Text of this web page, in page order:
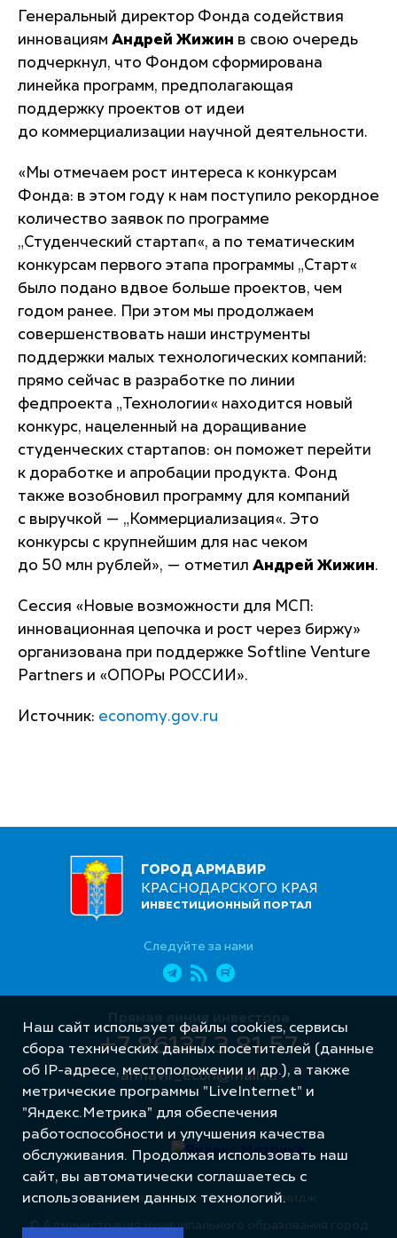
Генеральный директор Фонда содействия
инновациям Андрей Жижин в свою очередь
подчеркнул, что Фондом сформирована
линейка программ, предполагающая
поддержку проектов от идеи
до коммерциализации научной деятельности.
«Мы отмечаем рост интереса к конкурсам
Фонда: в этом году к нам поступило рекордное
количество заявок по программе
„Студенческий стартап«, а по тематическим
конкурсам первого этапа программы „Старт«
было подано вдвое больше проектов, чем
годом ранее. При этом мы продолжаем
совершенствовать наши инструменты
поддержки малых технологических компаний:
прямо сейчас в разработке по линии
федпроекта „Технологии« находится новый
конкурс, нацеленный на доращивание
студенческих стартапов: он поможет перейти
к доработке и апробации продукта. Фонд
также возобновил программу для компаний
с выручкой — „Коммерциализация«. Это
конкурсы с крупнейшим для нас чеком
до 50 млн рублей», — отметил Андрей Жижин.
Сессия «Новые возможности для МСП:
инновационная цепочка и рост через биржу»
организована при поддержке Softline Venture
Partners и «ОПОРы РОССИИ».
Источник: economy.gov.ru
ГОРОД АРМАВИР
КРАСНОДАРСКОГО КРАЯ
ИНВЕСТИЦИОННЫЙ ПОРТАЛ
Следуйте за нами
Прямая линия инвестора
+7 86137 3 81 57
armavir_econ@mail.ru
© Администрация муниципального образования город
Разработка сайта – Интернет-Имидж
Наш сайт использует файлы cookies, сервисы
сбора технических данных посетителей (данные
об IP-адресе, местоположении и др.), а также
метрические программы "LiveInternet" и
"Яндекс.Метрика" для обеспечения
работоспособности и улучшения качества
обслуживания. Продолжая использовать наш
сайт, вы автоматически соглашаетесь с
использованием данных технологий.